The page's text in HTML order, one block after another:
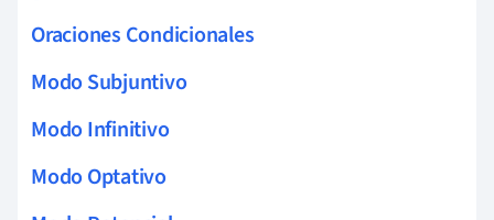
Oraciones Condicionales
Modo Subjuntivo
Modo Infinitivo
Modo Optativo